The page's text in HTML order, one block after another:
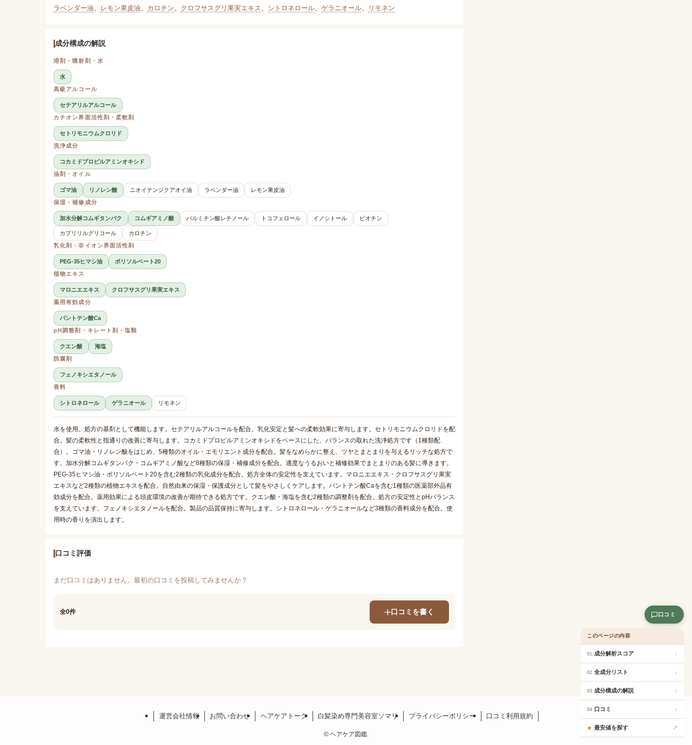
ラベンダー油、 レモン果皮油、 カロチン、 クロフサスグリ果実エキス、 シトロネロール、 ゲラニオール、 リモネン
成分構成の解説
溶剤・噴射剤・水
水
高級アルコール
セテアリルアルコール
カチオン界面活性剤・柔軟剤
セトリモニウムクロリド
洗浄成分
コカミドプロピルアミンオキシド
油剤・オイル
ゴマ油 リノレン酸 ニオイテンジクアオイ油 ラベンダー油
レモン果皮油
保湿・補修成分
加水分解コムギタンパク コムギアミノ酸 パルミチン酸レチノール トコフェロール イノシトール ビオチン
カプリリルグリコール
カロチン
乳化剤・非イオン界面活性剤
PEG-35ヒマシ油
ポリソルベート20
植物エキス
マロニエエキス
クロフサスグリ果実エキス
薬用有効成分
パントテン酸Ca
pH調整剤・キレート剤・塩類
クエン酸
海塩
防腐剤
フェノキシエタノール
香料
シトロネロール ゲラニオール リモネン
水を使用。処方の基剤として機能します。セテアリルアルコールを配合。乳化安定と髪への柔軟効果に寄与します。セトリモニウムクロリドを配
合。髪の柔軟性と指通りの改善に寄与します。コカミドプロピルアミンオキシドをベースにした、バランスの取れた洗浄処方です（1種類配
合）。ゴマ油・リノレン酸をはじめ、5種類のオイル・エモリエント成分を配合。髪をなめらかに整え、ツヤとまとまりを与えるリッチな処方で
す。加水分解コムギタンパク・コムギアミノ酸など8種類の保湿・補修成分を配合。適度なうるおいと補修効果でまとまりのある髪に導きます。
PEG-35ヒマシ油・ポリソルベート20を含む2種類の乳化成分を配合。処方全体の安定性を支えています。マロニエエキス・クロフサスグリ果実
エキスなど2種類の植物エキスを配合。自然由来の保湿・保護成分として髪をやさしくケアします。パントテン酸Caを含む1種類の医薬部外品有
効成分を配合。薬用効果による頭皮環境の改善が期待できる処方です。クエン酸・海塩を含む2種類の調整剤を配合。処方の安定性とpHバランス
を支えています。フェノキシエタノールを配合。製品の品質保持に寄与します。シトロネロール・ゲラニオールなど3種類の香料成分を配合。使
用時の香りを演出します。
口コミ評価
まだ口コミはありません。最初の口コミを投稿してみませんか？
全0件 口コミを書く
運営会社情報 お問い合わせ ヘアケアトーク 白髪染め専門美容室ソマリ プライバシーポリシー 口コミ利用規約
©ヘアケア図鑑.
口コミ
このページの内容
01 成分解析スコア ↓
02 全成分リスト ↓
03 成分構成の解説 ↓
04 口コミ ↓
★ 最安値を探す ↗